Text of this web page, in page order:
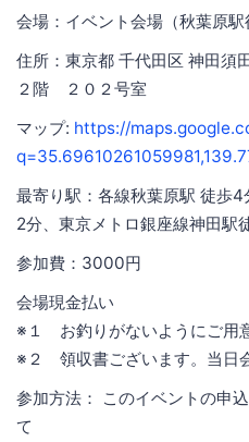
会場：イベント会場（秋葉原駅
住所：東京都 千代田区 神田須
２階 ２０２号室
マップ: https://
最寄り駅：各線秋葉原駅 徒歩
2分、東京メトロ銀座線神田駅
参加費：3000円
会場現金払い
※１ お釣りがないようにご用
※２ 領収書ございます。当日
参加方法： このイベントの申
て